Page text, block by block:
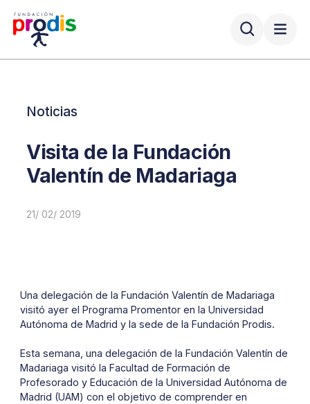
Noticias
Visita de la Fundación
Valentín de Madariaga
21/ 02/ 2019
Una delegación de la Fundación Valentín de Madariaga
visitó ayer el Programa Promentor en la Universidad
Autónoma de Madrid y la sede de la Fundación Prodis.
Esta semana, una delegación de la Fundación Valentín de
Madariaga visitó la Facultad de Formación de
Profesorado y Educación de la Universidad Autónoma de
Madrid (UAM) con el objetivo de comprender en